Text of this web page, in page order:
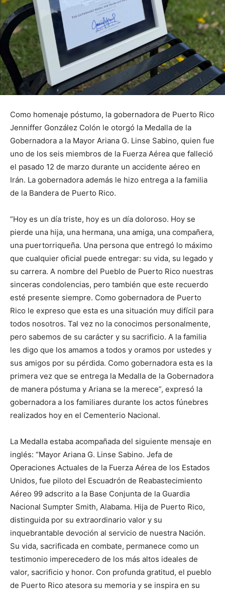
Como homenaje póstumo, la gobernadora de Puerto Rico
Jenniffer González Colón le otorgó la Medalla de la
Gobernadora a la Mayor Ariana G. Linse Sabino, quien fue
uno de los seis miembros de la Fuerza Aérea que falleció
el pasado 12 de marzo durante un accidente aéreo en
Irán. La gobernadora además le hizo entrega a la familia
de la Bandera de Puerto Rico.
“Hoy es un día triste, hoy es un día doloroso. Hoy se
pierde una hija, una hermana, una amiga, una compañera,
una puertorriqueña. Una persona que entregó lo máximo
que cualquier oficial puede entregar: su vida, su legado y
su carrera. A nombre del Pueblo de Puerto Rico nuestras
sinceras condolencias, pero también que este recuerdo
esté presente siempre. Como gobernadora de Puerto
Rico le expreso que esta es una situación muy difícil para
todos nosotros. Tal vez no la conocimos personalmente,
pero sabemos de su carácter y su sacrificio. A la familia
les digo que los amamos a todos y oramos por ustedes y
sus amigos por su pérdida. Como gobernadora esta es la
primera vez que se entrega la Medalla de la Gobernadora
de manera póstuma y Ariana se la merece”, expresó la
gobernadora a los familiares durante los actos fúnebres
realizados hoy en el Cementerio Nacional.
La Medalla estaba acompañada del siguiente mensaje en
inglés: “Mayor Ariana G. Linse Sabino. Jefa de
Operaciones Actuales de la Fuerza Aérea de los Estados
Unidos, fue piloto del Escuadrón de Reabastecimiento
Aéreo 99 adscrito a la Base Conjunta de la Guardia
Nacional Sumpter Smith, Alabama. Hija de Puerto Rico,
distinguida por su extraordinario valor y su
inquebrantable devoción al servicio de nuestra Nación.
Su vida, sacrificada en combate, permanece como un
testimonio imperecedero de los más altos ideales de
valor, sacrificio y honor. Con profunda gratitud, el pueblo
de Puerto Rico atesora su memoria y se inspira en su